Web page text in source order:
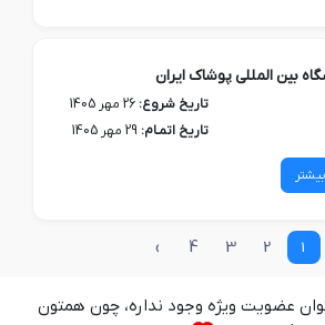
بین المللی پوشاک ایران
تاریخ شروع: 26 مهر 1405
تاریخ اتمـام: 29 مهر 1405
1
2
3
4
›
عضویت ویژه وجود نداره، چون همتون